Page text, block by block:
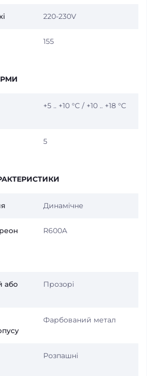
220-230V
155
+5 .. +10 °C / +10 .. +18 °C
5
Динамічне
R600A
або
Прозорі
Фарбований метал
Розпашні